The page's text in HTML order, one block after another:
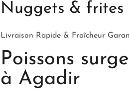
Nuggets & frites
Livraison Rapide & Fraîcheur
Poissons
à Agadir